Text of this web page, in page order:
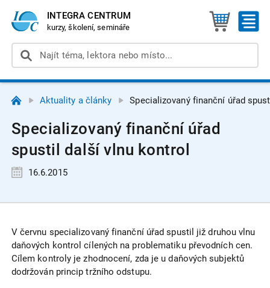
INTEGRA CENTRUM
kurzy, školení, semináře
Aktuality a články Specializovaný finanční úřad
Specializovaný finanční úřad
spustil další vlnu kontrol
16.6.2015
V červnu specializovaný finanční úřad spustil již druhou vlnu
daňových kontrol cílených na problematiku převodních cen.
Cílem kontroly je zhodnocení, zda je u daňových subjektů
dodržován princip tržního odstupu.